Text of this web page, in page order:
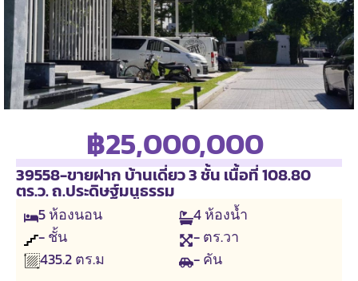
฿25,000,000
39558-ขายฝาก บ้านเดี่ยว 3 ชั้น เนื้อที่ 108.80
ตร.ว. ถ.ประดิษฐ์มนูธรรม
5ห้องนอน 4ห้องน้ำ
- ชั้น
- ตร.วา
435.2ตร.ม - คัน